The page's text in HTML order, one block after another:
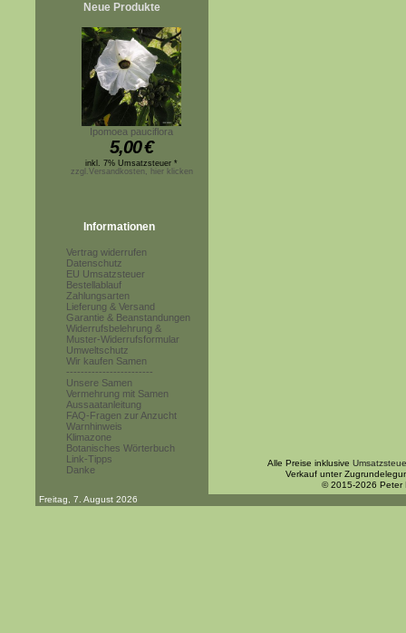
Neue Produkte
Ipomoea pauciflora
5,00€
inkl. 7% Umsatzsteuer *
zzgl.Versandkosten, hier klicken
Informationen
Vertrag widerrufen
Datenschutz
EU Umsatzsteuer
Bestellablauf
Zahlungsarten
Lieferung & Versand
Garantie & Beanstandungen
Widerrufsbelehrung &
Muster-Widerrufsformular
Umweltschutz
Wir kaufen Samen
------------------------
Unsere Samen
Vermehrung mit Samen
Aussaatanleitung
FAQ-Fragen zur Anzucht
Warnhinweis
Klimazone
Botanisches Wörterbuch
Link-Tipps
Danke
Alle Preise inklusive
Verkauf unter
© 2015-2026 Peter
Freitag, 7. August 2026